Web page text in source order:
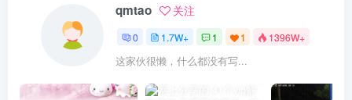
qmtao 关注
0 1.7W+ 1 1 1396W+
这家伙很懒，什么都没有写...